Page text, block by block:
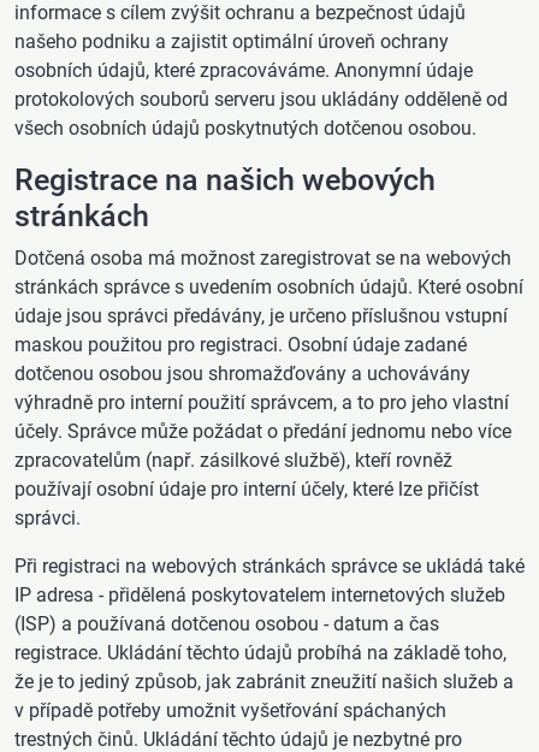
informace s cílem zvýšit ochranu a bezpečnost údajů
našeho podniku a zajistit optimální úroveň ochrany
osobních údajů, které zpracováváme. Anonymní údaje
protokolových souborů serveru jsou ukládány odděleně od
všech osobních údajů poskytnutých dotčenou osobou.
Registrace na našich webových
stránkách
Dotčená osoba má možnost zaregistrovat se na webových
stránkách správce s uvedením osobních údajů. Které osobní
údaje jsou správci předávány, je určeno příslušnou vstupní
maskou použitou pro registraci. Osobní údaje zadané
dotčenou osobou jsou shromažďovány a uchovávány
výhradně pro interní použití správcem, a to pro jeho vlastní
účely. Správce může požádat o předání jednomu nebo více
zpracovatelům (např. zásilkové službě), kteří rovněž
používají osobní údaje pro interní účely, které lze přičíst
správci.
Při registraci na webových stránkách správce se ukládá také
IP adresa - přidělená poskytovatelem internetových služeb
(ISP) a používaná dotčenou osobou - datum a čas
registrace. Ukládání těchto údajů probíhá na základě toho,
že je to jediný způsob, jak zabránit zneužití našich služeb a
v případě potřeby umožnit vyšetřování spáchaných
trestných činů. Ukládání těchto údajů je nezbytné pro